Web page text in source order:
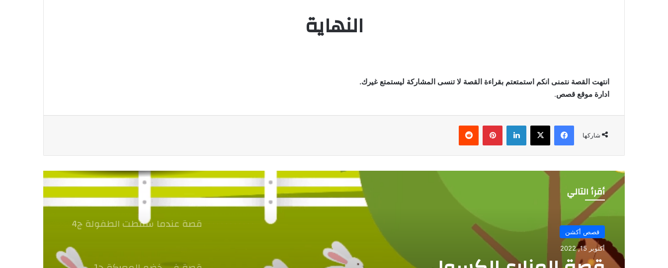
النهاية
انتهت القصة نتمنى انكم استمتعتم بقراءة القصة لا تنسى المشاركة ليستمتع غيرك.
ادارة موقع قصص.
شاركها
فيسبوك ‫X لينكدإن بينتيريست
أقرأ التالي
قصص أكشن
أكتوبر 23, 2025
قصة عندما سقطت الطفولة ج4